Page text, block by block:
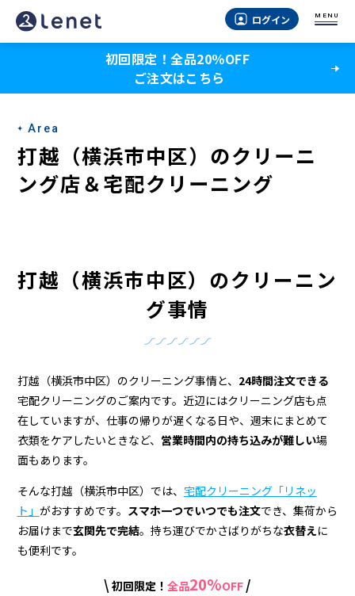
打
越
浜
市
中
区）
リ
ー
グ
店
＆
宅
配
ク
リ
ログイン MENU
初回限定！全品20％OFF
ご注文はこちら
Area
打越（横浜市中区）のクリーニ
ング店＆宅配クリーニング
打越（横浜市中区）のクリーニン
グ事情
打越（横浜市中区）のクリーニング事情と、 24時間注文できる
宅配クリーニングのご案内です。近辺にはクリーニング店も点
在していますが、仕事の帰りが遅くなる日や、週末にまとめて
衣類をケアしたいときなど、 営業時間内の持ち込みが難しい場
面もあります。
そんな打越（横浜市中区）では、 宅配クリーニング「リネッ
ト」 がおすすめです。 スマホ一つでいつでも注文でき、集荷から
お届けまで玄関先で完結。持ち運びでかさばりがちな衣替えに
も便利です。
\ 初回限定！ 全品20%OFF /